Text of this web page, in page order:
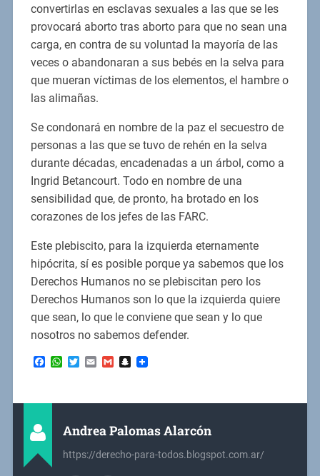
convertirlas en esclavas sexuales a las que se les
provocará aborto tras aborto para que no sean una
carga, en contra de su voluntad la mayoría de las
veces o abandonaran a sus bebés en la selva para
que mueran víctimas de los elementos, el hambre o
las alimañas.
Se condonará en nombre de la paz el secuestro de
personas a las que se tuvo de rehén en la selva
durante décadas, encadenadas a un árbol, como a
Ingrid Betancourt. Todo en nombre de una
sensibilidad que, de pronto, ha brotado en los
corazones de los jefes de las FARC.
Este plebiscito, para la izquierda eternamente
hipócrita, sí es posible porque ya sabemos que los
Derechos Humanos no se plebiscitan pero los
Derechos Humanos son lo que la izquierda quiere
que sean, lo que le conviene que sean y lo que
nosotros no sabemos defender.
Facebook
WhatsApp
Twitter
EmailGmailSnapchat
Andrea Palomas Alarcón
https://derecho-para-todos.blogspot.com.ar/